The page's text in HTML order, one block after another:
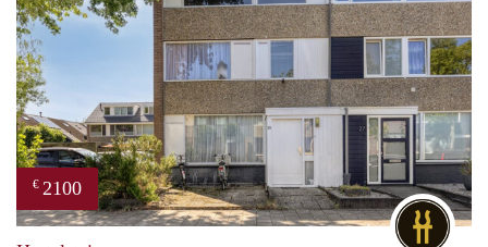
€ 2100
DG